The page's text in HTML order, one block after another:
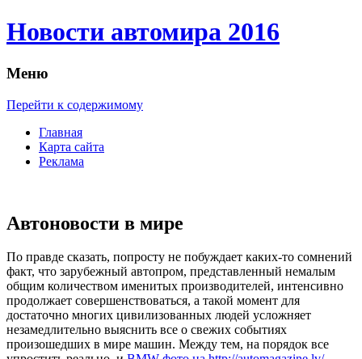
Новости автомира 2016
Меню
Перейти к содержимому
Главная
Карта сайта
Реклама
Автоновости в мире
Пo прaвдe сказать, попросту не побуждает каких-то сомнений
факт, что зарубежный автопром, представленный немалым
общим количеством именитых производителей, интенсивно
продолжает совершенствоваться, а такой момент для
достаточно многих цивилизованных людей усложняет
незамедлительно выяснить все о свежих событиях
произошедших в мире машин. Между тем, на порядок все